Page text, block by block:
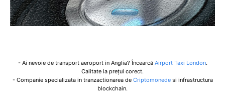
- Ai nevoie de transport aeroport in Anglia? Încearcă Airport Taxi London.
Calitate la prețul corect.
- Companie specializata in tranzactionarea de Criptomonedesi infrastructura
blockchain.